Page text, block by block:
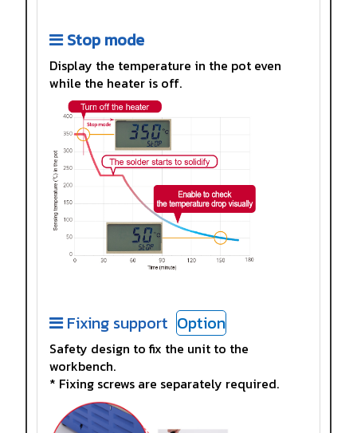
Stop mode
Display the temperature in the pot even
while the heater is off.
Fixing support Option
Safety design to fix the unit to the
workbench.
* Fixing screws are separately required.